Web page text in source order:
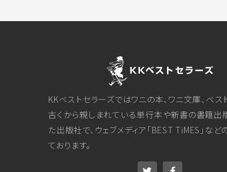
KKベストセラーズではワニの本、ワニ文庫、ベス
古くから親しまれている単行本や新書の書籍出
た出版社で、ウェブメディア「BEST TiMES」など
ております。